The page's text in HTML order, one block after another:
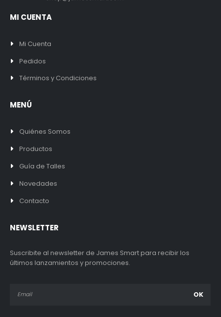
MI CUENTA
Mi Cuenta
Pedidos
Términos y Condiciones
MENÚ
Quiénes Somos
Productos
Guía de Talles
Novedades
Contacto
NEWSLETTER
Suscribite al newsletter de James Smart para recibir los
últimos lanzamientos y promociones.